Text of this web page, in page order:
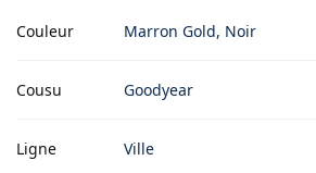
Couleur Marron Gold, Noir
Cousu Goodyear
Ligne Ville